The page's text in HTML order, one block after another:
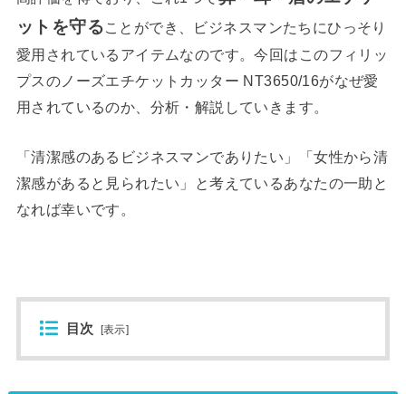
ットを守ることができ、ビジネスマンたちにひっそり
愛用されているアイテムなのです。今回はこのフィリッ
プスのノーズエチケットカッター NT3650/16がなぜ愛
用されているのか、分析・解説していきます。
「清潔感のあるビジネスマンでありたい」「女性から清
潔感があると見られたい」と考えているあなたの一助と
なれば幸いです。
目次 [表示]